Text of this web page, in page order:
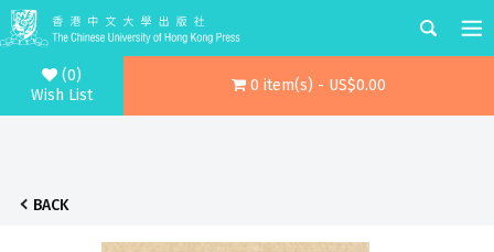
(0)
Wish List
0 item(s) - US$0.00
BACK